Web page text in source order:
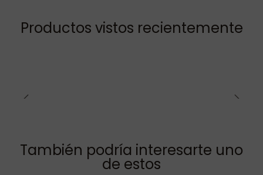
Productos vistos recientemente
También podría interesarte uno
de estos